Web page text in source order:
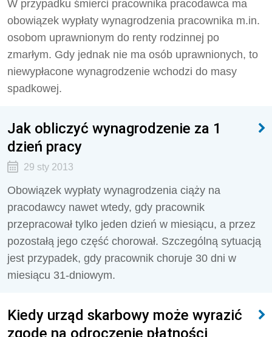
W przypadku śmierci pracownika pracodawca ma
obowiązek wypłaty wynagrodzenia pracownika m.in.
osobom uprawnionym do renty rodzinnej po
zmarłym. Gdy jednak nie ma osób uprawnionych, to
niewypłacone wynagrodzenie wchodzi do masy
spadkowej.
Jak obliczyć wynagrodzenie za 1
dzień pracy
29 sty 2013
Obowiązek wypłaty wynagrodzenia ciąży na
pracodawcy nawet wtedy, gdy pracownik
przepracował tylko jeden dzień w miesiącu, a przez
pozostałą jego część chorował. Szczególną sytuacją
jest przypadek, gdy pracownik choruje 30 dni w
miesiącu 31-dniowym.
Kiedy urząd skarbowy może wyrazić
zgodę na odroczenie płatności